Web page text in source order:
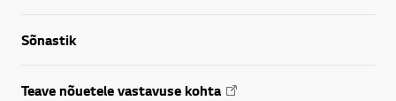
Sõnastik
Teave nõuetele vastavuse kohta